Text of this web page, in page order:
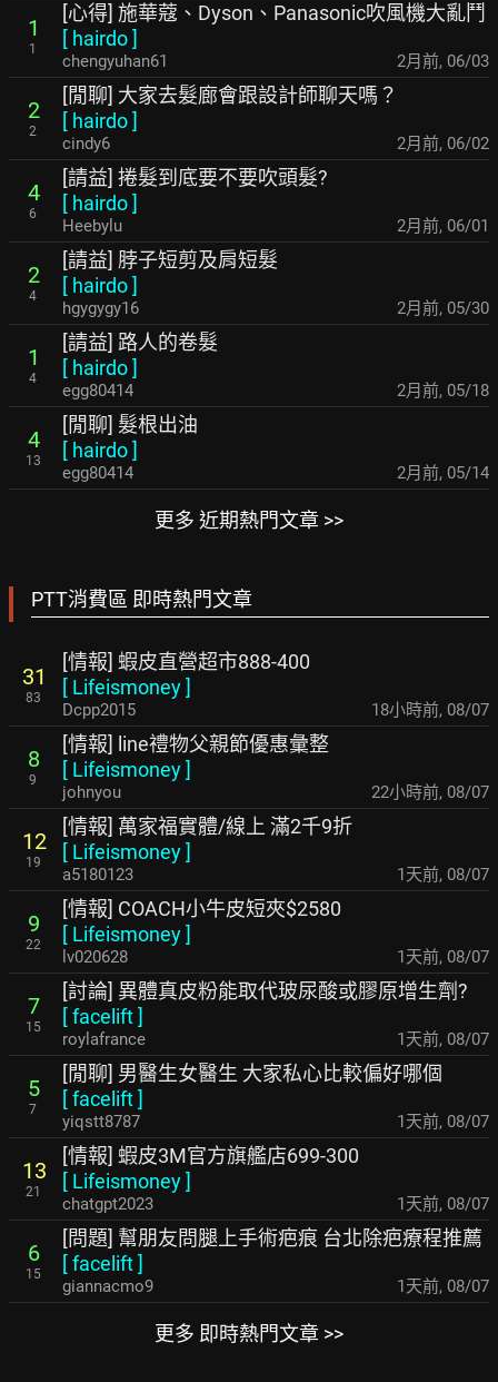
1
1
[心得] 施華蔻、Dyson、Panasonic吹風機大亂鬥
[ hairdo]
chengyuhan61 2月前, 06/03
2
2
[閒聊] 大家去髮廊會跟設計師聊天嗎？
[ hairdo]
cindy6 2月前, 06/02
4
6
[請益] 捲髮到底要不要吹頭髮?
[ hairdo]
Heebylu 2月前, 06/01
2
4
[請益] 脖子短剪及肩短髮
[ hairdo]
hgygygy16 2月前, 05/30
1
4
[請益] 路人的卷髮
[ hairdo]
egg80414 2月前, 05/18
4
13
[閒聊] 髮根出油
[ hairdo]
egg80414 2月前, 05/14
更多 近期熱門文章 >>
PTT消費區 即時熱門文章
31
83
[情報] 蝦皮直營超市888-400
[ Lifeismoney]
Dcpp2015 18小時前, 08/07
8
9
[情報] line禮物父親節優惠彙整
[ Lifeismoney]
johnyou 22小時前, 08/07
12
19
[情報] 萬家福實體/線上 滿2千9折
[ Lifeismoney]
a5180123 1天前, 08/07
9
22
[情報] COACH小牛皮短夾$2580
[ Lifeismoney]
lv020628 1天前, 08/07
7
15
[討論] 異體真皮粉能取代玻尿酸或膠原增生劑?
[facelift]
roylafrance 1天前, 08/07
5
7
[閒聊] 男醫生女醫生 大家私心比較偏好哪個
[facelift]
yiqstt8787 1天前, 08/07
13
21
[情報] 蝦皮3M官方旗艦店699-300
[ Lifeismoney]
chatgpt2023 1天前, 08/07
6
15
[問題] 幫朋友問腿上手術疤痕 台北除疤療程推薦
[facelift]
giannacmo9 1天前, 08/07
更多 即時熱門文章 >>